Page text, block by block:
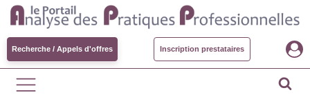
Recherche / Appels d'offres Inscription prestataires